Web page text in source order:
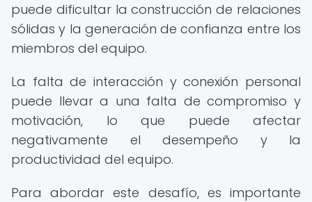
puede dificultar la construcción de relaciones
sólidas y la generación de confianza entre los
miembros del equipo.
La falta de interacción y conexión personal
puede llevar a una falta de compromiso y
motivación, lo que puede afectar
negativamente el desempeño y la
productividad del equipo.
Para abordar este desafío, es importante